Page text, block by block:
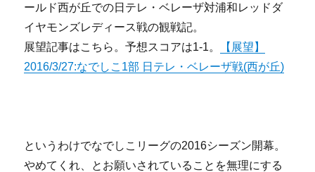
ールド西が丘での日テレ・ベレーザ対浦和レッドダ
イヤモンズレディース戦の観戦記。
展望記事はこちら。予想スコアは1-1。
【展望】
2016/3/27:なでしこ1部 日テレ・ベレーザ戦(西が丘)
というわけでなでしこリーグの2016シーズン開幕。
やめてくれ、とお願いされていることを無理にする